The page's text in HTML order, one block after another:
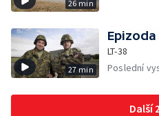
26 min
27 min
LT-38
Poslední
Další